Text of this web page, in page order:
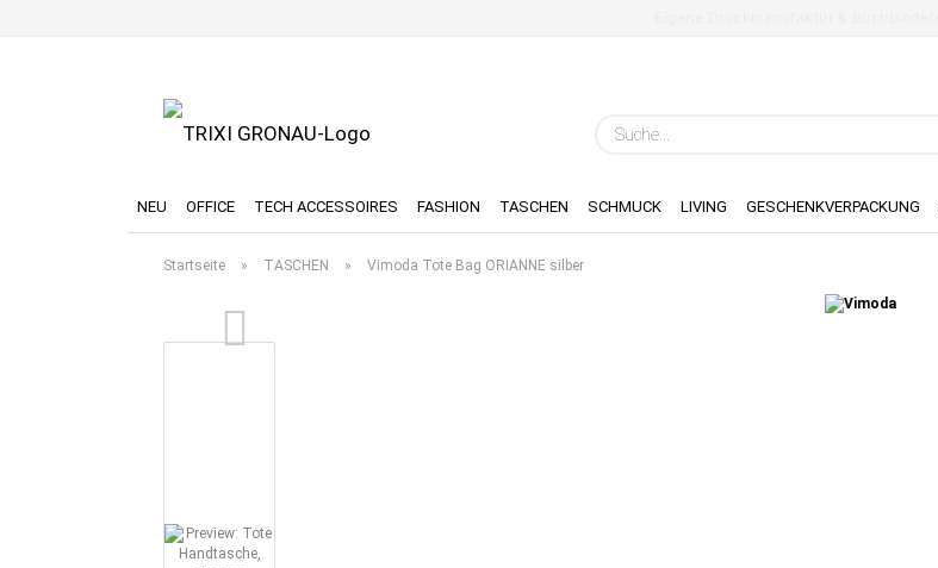
NEU OFFICE TECH ACCESSOIRES FASHION TASCHEN SCHMUCK LIVING GESCHENKVERPACKUNG
Startseite » TASCHEN » Vimoda Tote Bag ORIANNE silber